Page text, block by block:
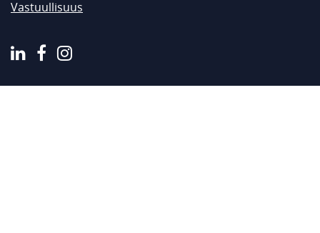
Vastuullisuus